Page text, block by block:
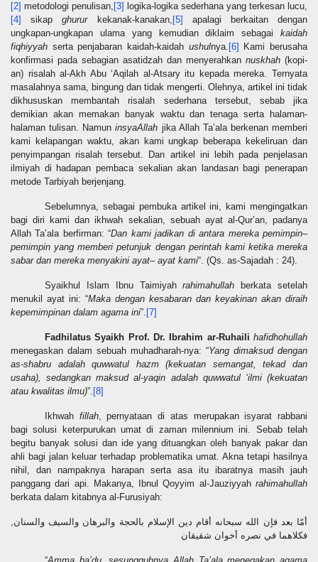
[2] metodologi penulisan, [3] logika-logika sederhana yang terkesan lucu,
[4]
sikapghururkekanak-kanakan, [5]
apalagi berkaitan dengan
ungkapan-ungkapan ulama yang kemudian diklaim sebagai kaidah
fiqhiyyah serta penjabaran kaidah-kaidah ushulnya. [6]
Kami berusaha
konfirmasi pada sebagian asatidzah dan menyerahkan nuskhah (kopi-
an) risalah al-Akh Abu ‘Aqilah al-Atsary itu kepada mereka. Ternyata
masalahnya sama, bingung dan tidak mengerti. Olehnya, artikel ini tidak
dikhususkan membantah risalah sederhana tersebut, sebab jika
demikian akan memakan banyak waktu dan tenaga serta halaman-
halaman tulisan. NamuninsyaAllah jika Allah Ta’ala berkenan memberi
kami kelapangan waktu, akan kami ungkap beberapa kekeliruan dan
penyimpangan risalah tersebut. Dan artikel ini lebih pada penjelasan
ilmiyah di hadapan pembaca sekalian akan landasan bagi penerapan
metode Tarbiyah berjenjang.
Sebelumnya, sebagai pembuka artikel ini, kami mengingatkan
bagi diri kami dan ikhwah sekalian, sebuah ayat al-Qur’an, padanya
Allah Ta’ala berfirman: “Dan kami jadikan di antara mereka pemimpin–
pemimpin yang memberi petunjuk dengan perintah kami ketika mereka
sabar dan mereka menyakini ayat– ayat kami“. (Qs. as-Sajadah : 24).
Syaikhul Islam Ibnu Taimiyahrahimahullah berkata setelah
menukil ayat ini: “Maka dengan kesabaran dan keyakinan akan diraih
kepemimpinan dalam agama ini”. [7]
Fadhilatus Syaikh Prof. Dr. Ibrahim ar-Ruhaili hafidhohullah
menegaskan dalam sebuah muhadharah-nya: “Yang dimaksud dengan
as-shabru adalah quwwatul hazm (kekuatan semangat, tekad dan
usaha), sedangkan maksud al-yaqin adalah quwwatul ‘ilmi (kekuatan
atau kwalitas ilmu)”. [8]
Ikhwah fillah, pernyataan di atas merupakan isyarat rabbani
bagi solusi keterpurukan umat di zaman milennium ini. Sebab telah
begitu banyak solusi dan ide yang dituangkan oleh banyak pakar dan
ahli bagi jalan keluar terhadap problematika umat. Akna tetapi hasilnya
nihil, dan nampaknya harapan serta asa itu ibaratnya masih jauh
panggang dari api. Makanya, Ibnul Qoyyim al-Jauziyyah rahimahullah
berkata dalam kitabnya al-Furusiyah:
أمّا بعد فإن الله سبحانه أقام دين الإسلام بالحجة والبرهان والسيف والسنان,
فكلاهما في نصره أخوان شقيقان